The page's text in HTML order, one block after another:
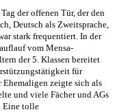
der offenen Tür, der den
Deutsch als Zweitsprache,
stark frequentiert. In der
vom Mensa-
der 5. Klassen bereitet
für
zeigte sich als
und viele Fächer und AGs
Eine tolle